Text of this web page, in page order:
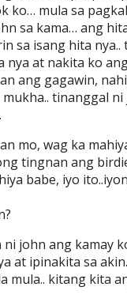
ko… mula sa
sa kama… ang
sa isang hita nya..
nya at nakita ko
ang gagawin,
tinanggal
mo, wag ka
tingnan ang
babe, iyo
john ang kamay
at ipinakita sa
mula.. kitang kita